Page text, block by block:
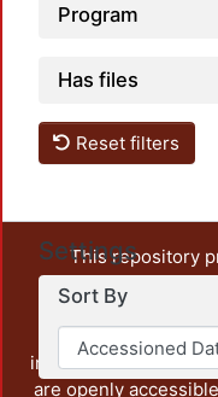
Program
Has files
Reset filters
Settings
Sort By
This repository
unrestricted open
output of UAM
administrative
institution, as well
are openly